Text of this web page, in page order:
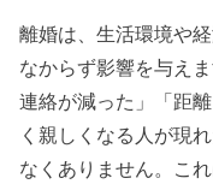
離婚は、生活環境や
なからず影響を与え
連絡が減った」「距
く親しくなる人が現
なくありません。こ